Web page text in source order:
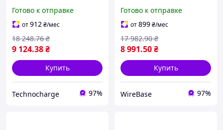
(КНР) LKV318
Готово к отправке
от912₴/мес
9 124.38₴
18 248.76 ₴
Купить
Technocharge 97%
рекламы
Готово к отправке
от899₴/мес
8 991.50₴
17 982.90 ₴
Купить
WireBase 97%